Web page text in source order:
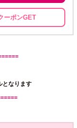
ーポンGET
となります